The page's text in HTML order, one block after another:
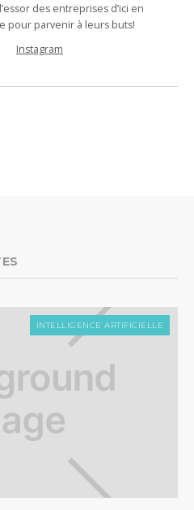
des entreprises d’ici en
pour parvenir à leurs buts!
Instagram
INTELLIGENCE ARTIFICIELLE